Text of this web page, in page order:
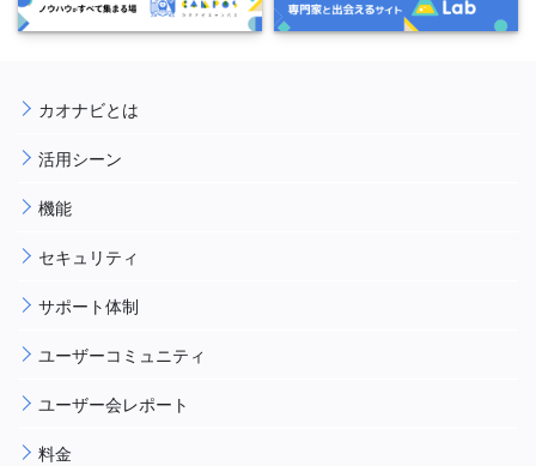
カオナビとは
活用シーン
機能
セキュリティ
サポート体制
ユーザーコミュニティ
ユーザー会レポート
料金